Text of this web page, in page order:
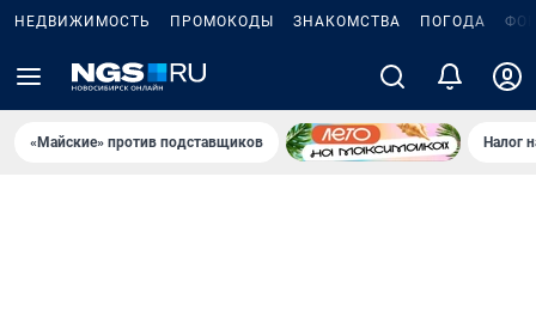
НЕДВИЖИМОСТЬ ПРОМОКОДЫ ЗНАКОМСТВА ПОГОДА
«Майские» против подставщиков Налог